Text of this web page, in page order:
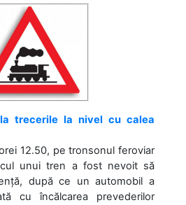
trecerile la nivel cu calea
12.50, pe tronsonul feroviar
unui tren a fost nevoit să
după ce un automobil a
cu încălcarea prevederilor